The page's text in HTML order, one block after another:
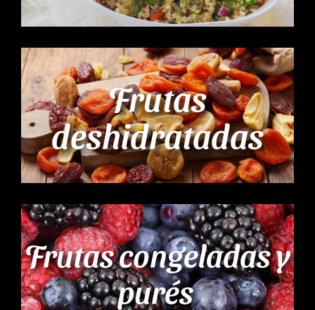
Frutas
deshidratadas
Frutas congeladas y
purés